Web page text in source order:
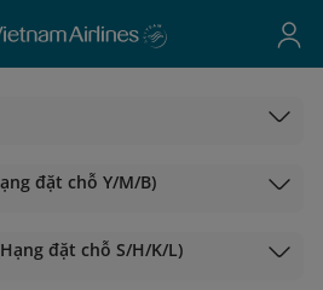
đặt chỗ Y/M/B)
đặt chỗ S/H/K/L)